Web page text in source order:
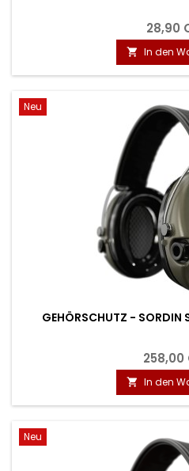
28,90
 In den
Neu
GEHÖRSCHUTZ - SORDIN
258,00
 In den
Neu